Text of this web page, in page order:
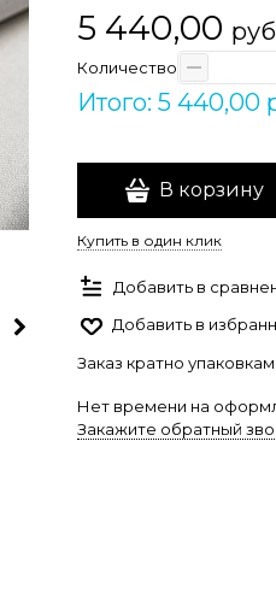
5 440,00
Количество
Итого: 5 440,00
В корзину
Купить в один клик
Добавить в
Добавить в
Заказ кратно
Нет времени на
Закажите обратный